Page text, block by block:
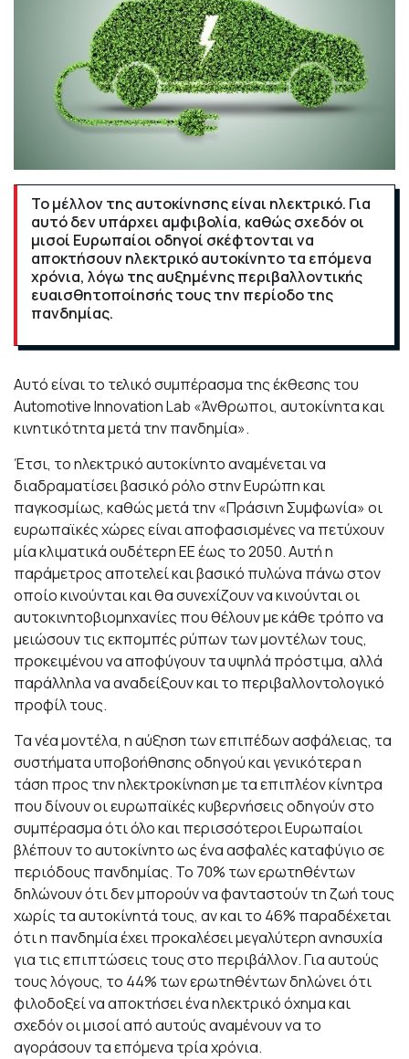
Το μέλλον της αυτοκίνησης είναι ηλεκτρικό. Για
αυτό δεν υπάρχει αμφιβολία, καθώς σχεδόν οι
μισοί Ευρωπαίοι οδηγοί σκέφτονται να
αποκτήσουν ηλεκτρικό αυτοκίνητο τα επόμενα
χρόνια, λόγω της αυξημένης περιβαλλοντικής
ευαισθητοποίησής τους την περίοδο της
πανδημίας.
Αυτό είναι το τελικό συμπέρασμα της έκθεσης του
Automotive Innovation Lab «Άνθρωποι, αυτοκίνητα και
κινητικότητα μετά την πανδημία».
Έτσι, το ηλεκτρικό αυτοκίνητο αναμένεται να
διαδραματίσει βασικό ρόλο στην Ευρώπη και
παγκοσμίως, καθώς μετά την «Πράσινη Συμφωνία» οι
ευρωπαϊκές χώρες είναι αποφασισμένες να πετύχουν
μία κλιματικά ουδέτερη ΕΕ έως το 2050. Αυτή η
παράμετρος αποτελεί και βασικό πυλώνα πάνω στον
οποίο κινούνται και θα συνεχίζουν να κινούνται οι
αυτοκινητοβιομηχανίες που θέλουν με κάθε τρόπο να
μειώσουν τις εκπομπές ρύπων των μοντέλων τους,
προκειμένου να αποφύγουν τα υψηλά πρόστιμα, αλλά
παράλληλα να αναδείξουν και το περιβαλλοντολογικό
προφίλ τους.
Τα νέα μοντέλα, η αύξηση των επιπέδων ασφάλειας, τα
συστήματα υποβοήθησης οδηγού και γενικότερα η
τάση προς την ηλεκτροκίνηση με τα επιπλέον κίνητρα
που δίνουν οι ευρωπαϊκές κυβερνήσεις οδηγούν στο
συμπέρασμα ότι όλο και περισσότεροι Ευρωπαίοι
βλέπουν το αυτοκίνητο ως ένα ασφαλές καταφύγιο σε
περιόδους πανδημίας. Το 70% των ερωτηθέντων
δηλώνουν ότι δεν μπορούν να φανταστούν τη ζωή τους
χωρίς τα αυτοκίνητά τους, αν και το 46% παραδέχεται
ότι η πανδημία έχει προκαλέσει μεγαλύτερη ανησυχία
για τις επιπτώσεις τους στο περιβάλλον. Για αυτούς
τους λόγους, το 44% των ερωτηθέντων δηλώνει ότι
φιλοδοξεί να αποκτήσει ένα ηλεκτρικό όχημα και
σχεδόν οι μισοί από αυτούς αναμένουν να το
αγοράσουν τα επόμενα τρία χρόνια.